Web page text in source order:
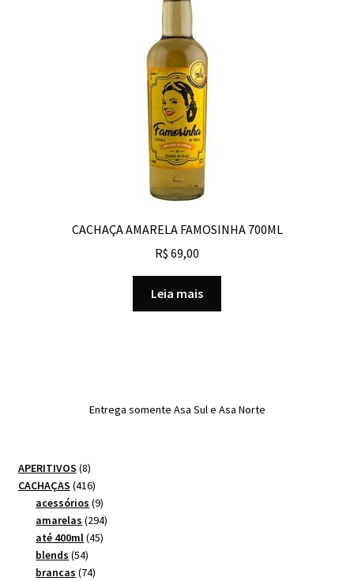
CACHAÇA AMARELA FAMOSINHA 700ML
R$ 69,00
Leia mais
Entrega somente Asa Sul e Asa Norte
APERITIVOS 88
produtos
CACHAÇAS 416416
produtos
acessórios 99
produtos
amarelas 294294
até 400ml 4545
blends 5454
produtos
brancas 7474